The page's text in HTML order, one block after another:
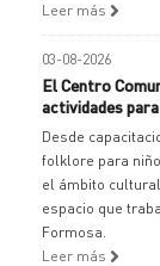
Leer más
03-08-2026
El Centro
actividades
Desde
folklore para
el ámbito
espacio que
Formosa.
Leer más